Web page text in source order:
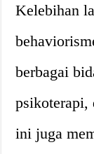
Kelebihan
berbagai
psikoterapi,
ini juga